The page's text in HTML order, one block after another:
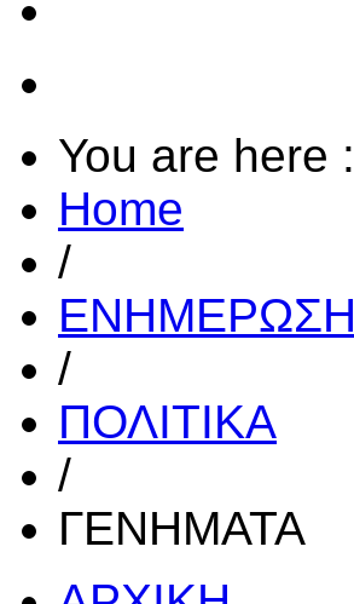
You are here :
Home
/
ΕΝΗΜΕΡΩΣΗ
/
ΠΟΛΙΤΙΚΑ
/
ΓΕΝΗΜΑΤΑ